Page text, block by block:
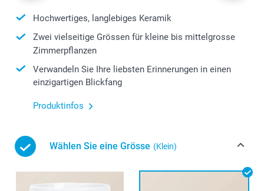
Hochwertiges, langlebiges Keramik
Zwei vielseitige Grössen für kleine bis mittelgrosse
Zimmerpflanzen
Verwandeln Sie Ihre liebsten Erinnerungen in einen
einzigartigen Blickfang
Produktinfos
Wählen Sie eine Grösse (Klein)